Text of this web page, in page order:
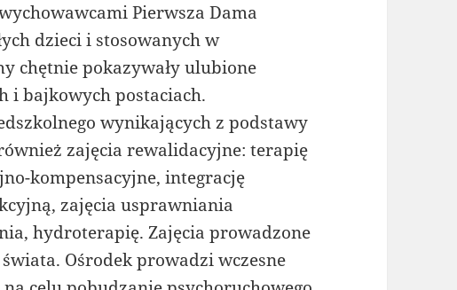
Pierwsza Dama
dzieci i stosowanych w
chętnie pokazywały ulubione
i bajkowych postaciach.
wynikających z podstawy
zajęcia rewalidacyjne: terapię
kompensacyjne, integrację
zajęcia usprawniania
hydroterapię. Zajęcia prowadzone
Ośrodek prowadzi wczesne